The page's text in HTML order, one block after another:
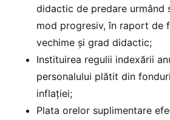
didactic de predare urmând
mod progresiv, în raport de
vechime și grad didactic;
Instituirea regulii indexării
personalului plătit din
inflației;
Plata orelor suplimentare